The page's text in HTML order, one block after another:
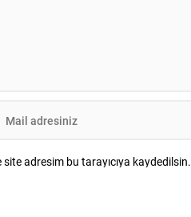
adresim bu tarayıcıya kaydedilsin.